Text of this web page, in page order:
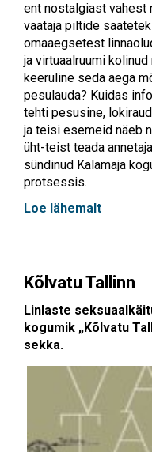
ent nostalgiast vahest
vaataja piltide
omaaegsetest
ja virtuaalruumi
keeruline seda aega
pesulauda? Kuidas
tehti pesusine,
ja teisi esemeid näeb
üht-teist teada
sündinud Kalamaja
protsessis.
Loe lähemalt
Kõlvatu Tallinn
Linlaste
kogumik „Kõlvatu
sekka.